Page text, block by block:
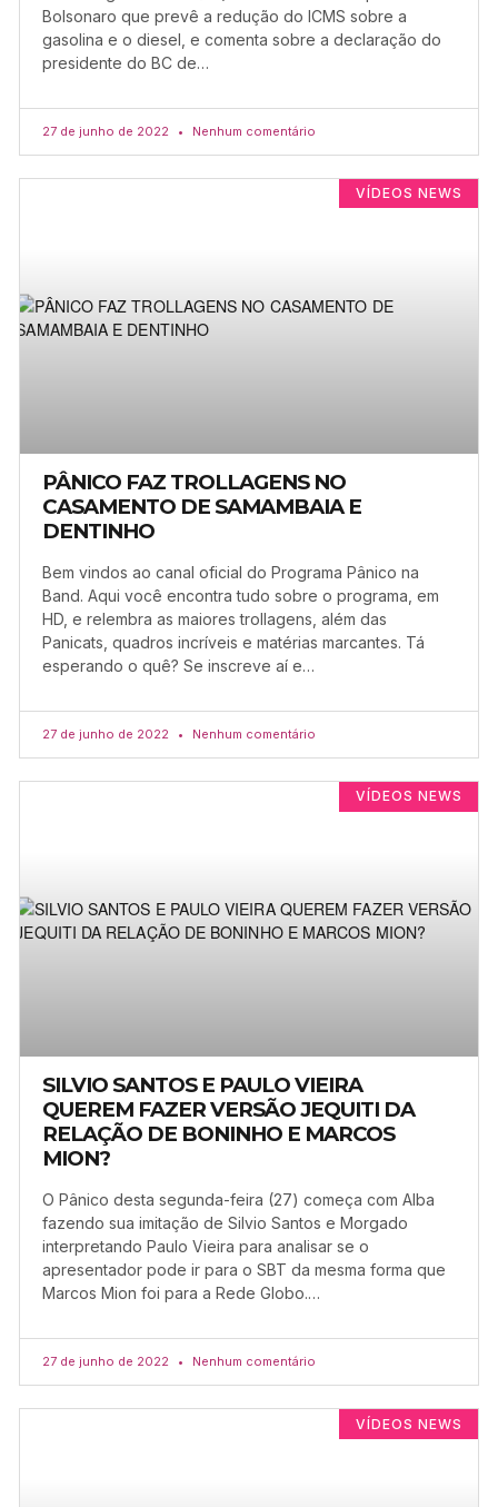
Bolsonaro que prevê a redução do ICMS sobre a
gasolina e o diesel, e comenta sobre a declaração do
presidente do BC de…
27 de junho de 2022 Nenhum comentário
VÍDEOS NEWS
PÂNICO FAZ TROLLAGENS NO
CASAMENTO DE SAMAMBAIA E
DENTINHO
Bem vindos ao canal oficial do Programa Pânico na
Band. Aqui você encontra tudo sobre o programa, em
HD, e relembra as maiores trollagens, além das
Panicats, quadros incríveis e matérias marcantes. Tá
esperando o quê? Se inscreve aí e…
27 de junho de 2022 Nenhum comentário
VÍDEOS NEWS
SILVIO SANTOS E PAULO VIEIRA
QUEREM FAZER VERSÃO JEQUITI DA
RELAÇÃO DE BONINHO E MARCOS
MION?
O Pânico desta segunda-feira (27) começa com Alba
fazendo sua imitação de Silvio Santos e Morgado
interpretando Paulo Vieira para analisar se o
apresentador pode ir para o SBT da mesma forma que
Marcos Mion foi para a Rede Globo.…
27 de junho de 2022 Nenhum comentário
VÍDEOS NEWS